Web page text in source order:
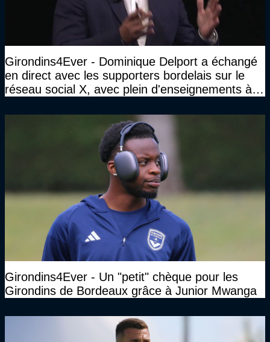
Girondins4Ever - Dominique Delport a échangé
en direct avec les supporters bordelais sur le
réseau social X, avec plein d'enseignements à la
Girondins4Ever - Un "petit" chèque pour les
Girondins de Bordeaux grâce à Junior Mwanga